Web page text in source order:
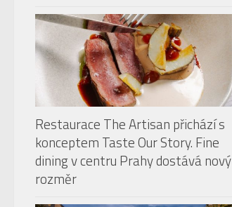
Restaurace The Artisan přichází s
konceptem Taste Our Story. Fine
dining v centru Prahy dostává nový
rozměr